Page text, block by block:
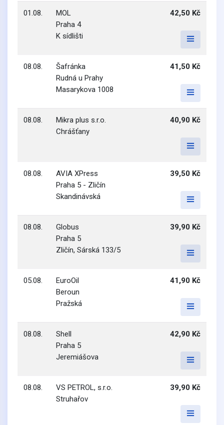
01.08.
MOL
Praha 4
K sídlišti
42,50 Kč
08.08.
Šafránka
Rudná u Prahy
Masarykova 1008
41,50 Kč
08.08.
Mikra plus s.r.o.
Chrášťany
40,90 Kč
08.08.
AVIA XPress
Praha 5 - Zličín
Skandinávská
39,50 Kč
08.08.
Globus
Praha 5
Zličín, Sárská 133/5
39,90 Kč
05.08.
EuroOil
Beroun
Pražská
41,90 Kč
08.08.
Shell
Praha 5
Jeremiášova
42,90 Kč
08.08.
VS PETROL, s.r.o.
Struhařov
39,90 Kč